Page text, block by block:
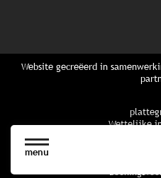
menu
Website gecreëerd in
Wettelijke